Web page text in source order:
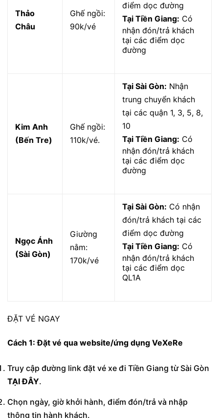
Thảo
Châu
Ghế ngồi:
90k/vé
điểm dọc đường
Tại Tiền Giang: Có
nhận đón/trả khách
tại các điểm dọc
đường
Kim Anh
(Bến Tre)
Ghế ngồi:
110k/vé.
Tại Sài Gòn: Nhận
trung chuyển khách
tại các quận 1, 3, 5, 8,
10
Tại Tiền Giang: Có
nhận đón/trả khách
tại các điểm dọc
đường
Ngọc Ánh
(Sài Gòn)
Giường
nằm:
170k/vé
Tại Sài Gòn: Có nhận
đón/trả khách tại các
điểm dọc đường
Tại Tiền Giang: Có
nhận đón/trả khách
tại các điểm dọc
QL1A
ĐẶT VÉ NGAY
Cách 1: Đặt vé qua website/ứng dụng VeXeRe
Truy cập đường link đặt vé xe đi Tiền Giang từ Sài Gòn
TẠI ĐÂY.
Chọn ngày, giờ khởi hành, điểm đón/trả và nhập
thông tin hành khách.